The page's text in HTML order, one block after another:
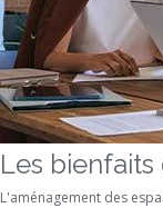
Les
L'aménagement des